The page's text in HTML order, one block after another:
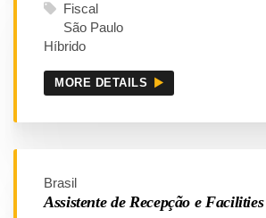
Fiscal
São Paulo
Híbrido
MORE DETAILS
Assistente de Recepção e Facilities
Brasil